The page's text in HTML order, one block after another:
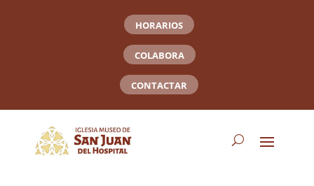
HORARIOS
COLABORA
CONTACTAR